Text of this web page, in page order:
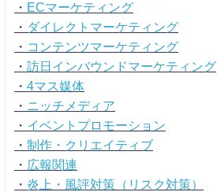
・ ECマーケティング
・ ダイレクトマーケティング
・ コンテンツマーケティング
・ 訪日インバウンドマーケティング
・ 4マス媒体
・ ニッチメディア
・ イベントプロモーション
・ 制作・クリエイティブ
・ 広報関連
・ 炎上・風評対策（リスク対策）